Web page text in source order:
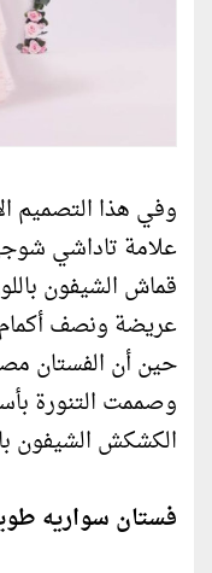
وفي هذا التصميم
قماش الشيفون
عريضة ونصف
حين أن الفستان
وصممت التنورة
الكشكش الشيفون
فستان سواريه